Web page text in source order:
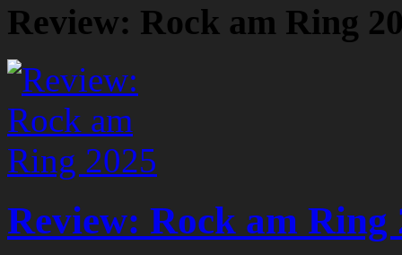
Review: Rock am Ring
Review: Rock am Ring